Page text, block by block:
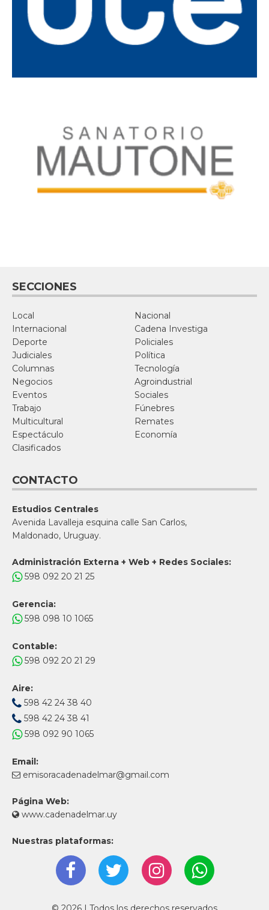
SECCIONES
Local
Nacional
Internacional
Cadena Investiga
Deporte
Policiales
Judiciales
Política
Columnas
Tecnología
Negocios
Agroindustrial
Eventos
Sociales
Trabajo
Fúnebres
Multicultural
Remates
Espectáculo
Economía
Clasificados
CONTACTO
Estudios Centrales
Avenida Lavalleja esquina calle San Carlos,
Maldonado, Uruguay.
Administración Externa + Web + Redes Sociales:
598 092 20 21 25
Gerencia:
598 098 10 1065
Contable:
598 092 20 21 29
Aire:
598 42 24 38 40
598 42 24 38 41
598 092 90 1065
Email:
emisoracadenadelmar@gmail.com
Página Web:
www.cadenadelmar.uy
Nuestras plataformas: